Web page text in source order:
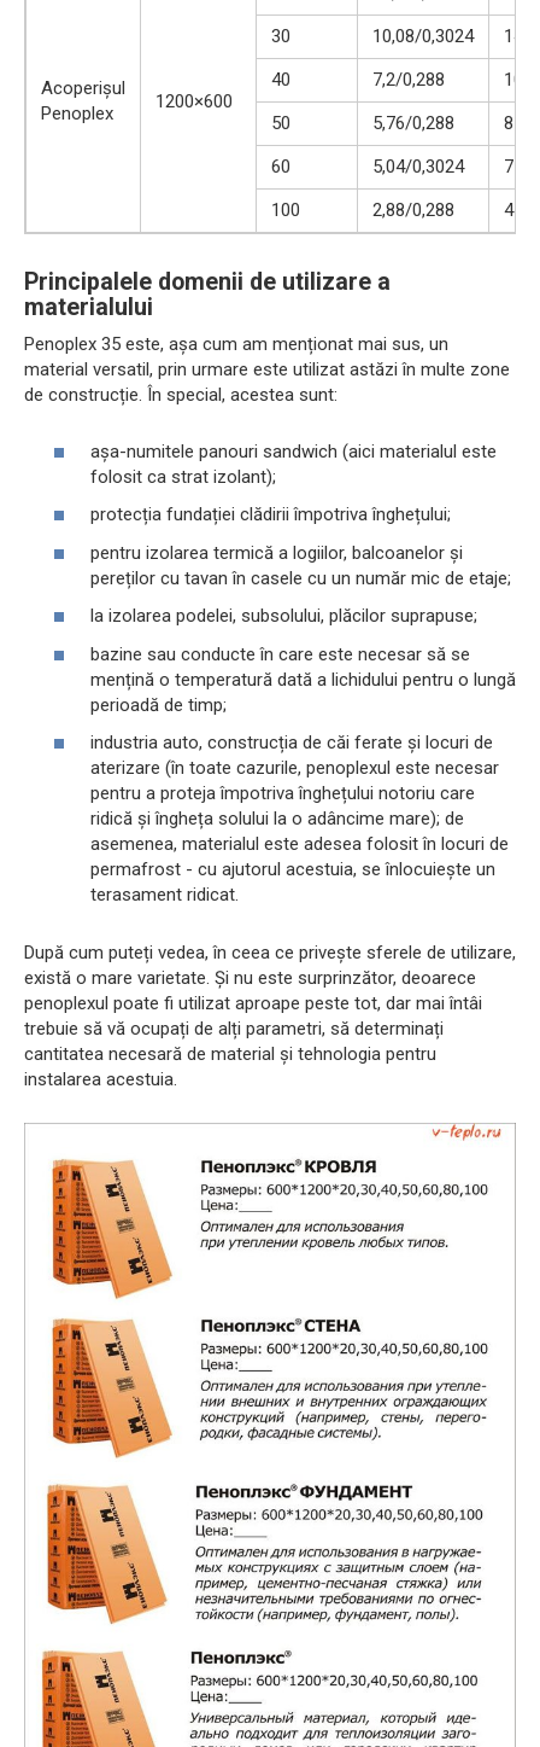
Acoperișul
Penoplex
1200×600
30
10,08/0,3024
14
40
7,2/0,288
10
50
5,76/0,288
8
60
5,04/0,3024
7
100
2,88/0,288 4
Principalele domenii de utilizare a
materialului
Penoplex 35 este, așa cum am menționat mai sus, un
material versatil, prin urmare este utilizat astăzi în multe zone
de construcție. În special, acestea sunt:
așa-numitele panouri sandwich (aici materialul este
folosit ca strat izolant);
protecția fundației clădirii împotriva înghețului;
pentru izolarea termică a logiilor, balcoanelor și
pereților cu tavan în casele cu un număr mic de etaje;
la izolarea podelei, subsolului, plăcilor suprapuse;
bazine sau conducte în care este necesar să se
mențină o temperatură dată a lichidului pentru o lungă
perioadă de timp;
industria auto, construcția de căi ferate și locuri de
aterizare (în toate cazurile, penoplexul este necesar
pentru a proteja împotriva înghețului notoriu care
ridică și îngheța solului la o adâncime mare); de
asemenea, materialul este adesea folosit în locuri de
permafrost - cu ajutorul acestuia, se înlocuiește un
terasament ridicat.
După cum puteți vedea, în ceea ce privește sferele de utilizare,
există o mare varietate. Și nu este surprinzător, deoarece
penoplexul poate fi utilizat aproape peste tot, dar mai întâi
trebuie să vă ocupați de alți parametri, să determinați
cantitatea necesară de material și tehnologia pentru
instalarea acestuia.